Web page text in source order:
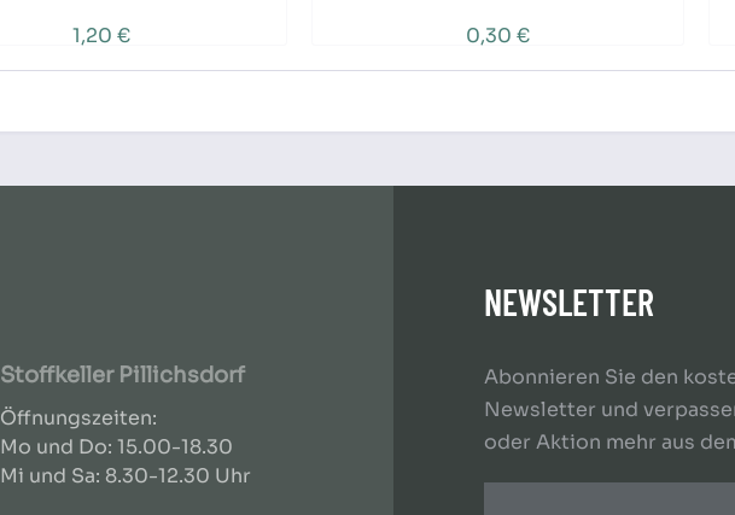
1,20 € 0,30 €
Stoffkeller Pillichsdorf
Öffnungszeiten:
Mo und Do: 15.00-18.30
Mi und Sa: 8.30-12.30 Uhr
NEWSLETTER
Abonnieren Sie den
Newsletter und
oder Aktion mehr aus